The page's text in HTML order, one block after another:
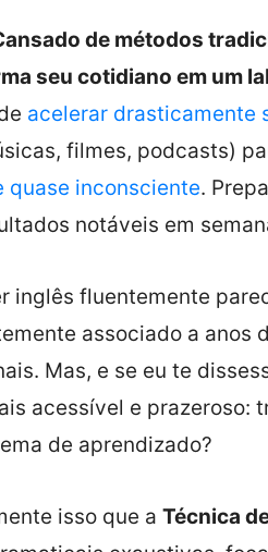
de métodos
seu cotidiano em um
acelerar drasticamente
filmes, podcasts)
quase inconsciente.
notáveis em
inglês fluentemente
associado a anos
Mas, e se eu te
acessível e prazeroso:
de aprendizado?
isso que a Técnica